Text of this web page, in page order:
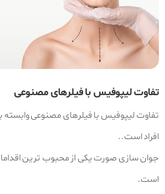
تفاوت لیپوفیس با فیلرهای مصنوعی
تفاوت لیپوفیس با فیلرهای مصنوعی
افراد است..
جوان‌ سازی صورت یکی از محبوب‌ ترین
است.